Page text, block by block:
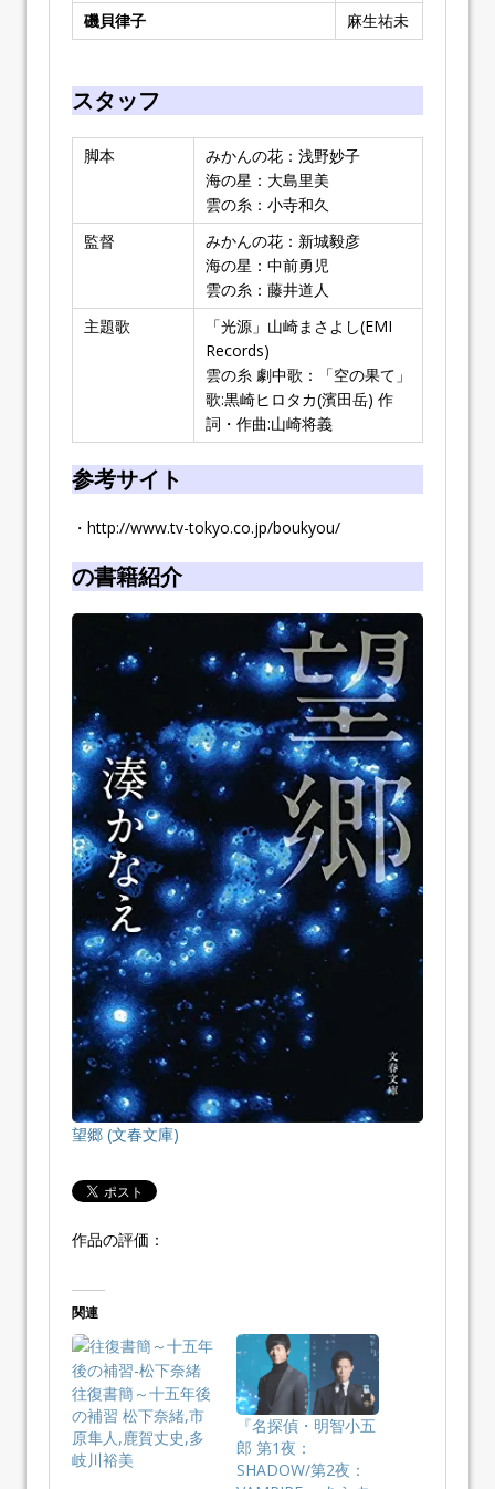
磯貝律子
麻生祐未
スタッフ
脚本
みかんの花：浅野妙子
海の星：大島里美
雲の糸：小寺和久
監督
みかんの花：新城毅彦
海の星：中前勇児
雲の糸：藤井道人
主題歌
「光源」山崎まさよし(EMI
Records)
雲の糸 劇中歌：「空の果て」
歌:黒崎ヒロタカ(濱田岳) 作
詞・作曲:山崎将義
参考サイト
・http://www.tv-tokyo.co.jp/boukyou/
の書籍紹介
望郷 (文春文庫)
作品の評価：
関連
往復書簡～十五年後
の補習 松下奈緒,市
原隼人,鹿賀丈史,多
岐川裕美
『名探偵・明智小五
郎 第1夜：
SHADOW/第2夜：